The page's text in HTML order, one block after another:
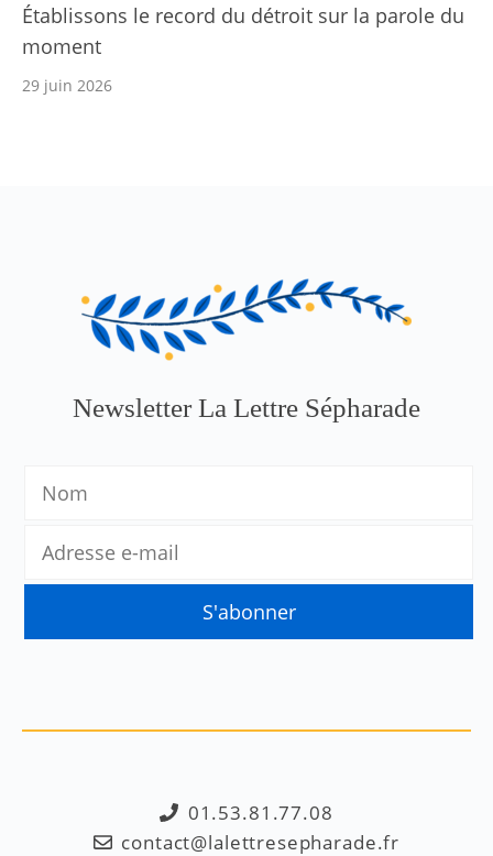
Établissons le record du détroit sur la parole du
moment
29 juin 2026
Newsletter La Lettre Sépharade
01.53.81.77.08
contact@lalettresepharade.fr